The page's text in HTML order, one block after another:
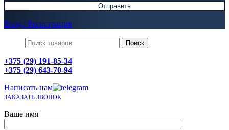
Вход / Регистрация
Поиск
+375 (29) 191-85-34
+375 (29) 643-70-94
Написать нам
ЗАКАЗАТЬ ЗВОНОК
Ваше имя